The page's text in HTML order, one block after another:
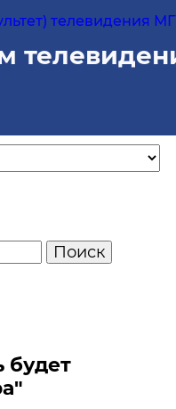
телевидения
будет